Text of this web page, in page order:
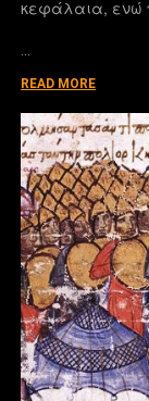
κεφάλαια, ενώ
READ MORE